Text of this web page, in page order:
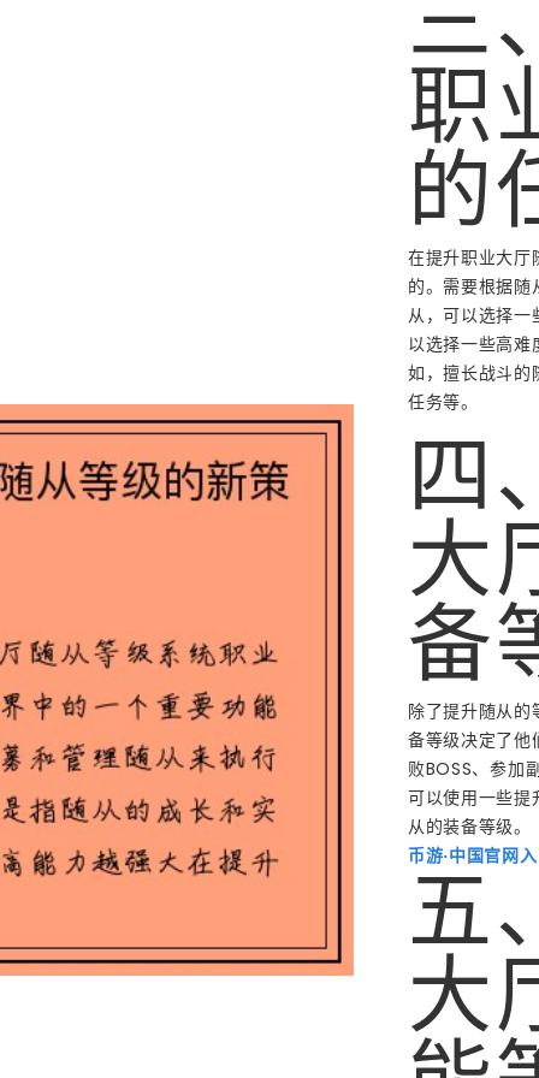
职
的
在提升职业大厅
的。需要根据
从，可以选择
以选择一些高
如，擅长战斗的
任务等。
四
大
备
除了提升随从
备等级决定了他
败BOSS、参加
可以使用一些提
从的装备等级。
币游·中国官网
五
大